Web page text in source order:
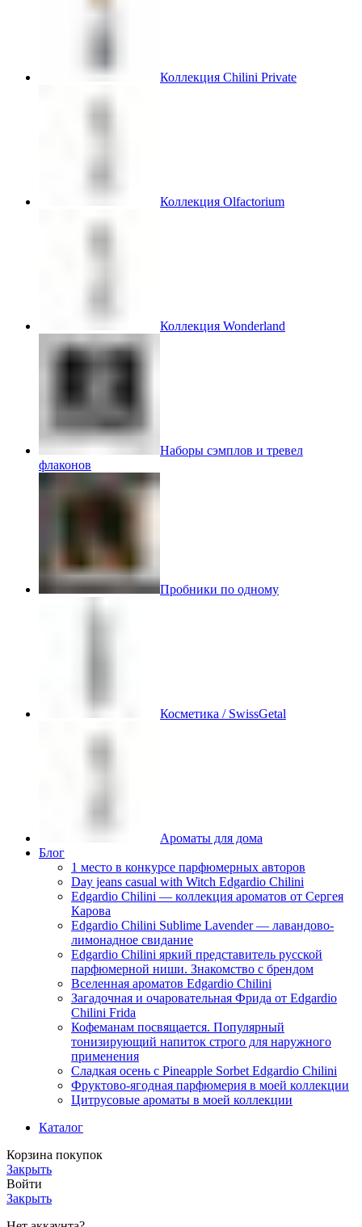
Коллекция Chilini Private
Коллекция Olfactorium
Коллекция Wonderland
Наборы сэмплов и тревел
флаконов
Пробники по одному
Косметика / SwissGetal
Ароматы для дома
Блог
1 место в конкурсе парфюмерных авторов
Day jeans casual with Witch Edgardio Chilini
Edgardio Chilini — коллекция ароматов от Сергея
Карова
Edgardio Chilini Sublime Lavender — лавандово-
лимонадное свидание
Edgardio Chilini яркий представитель русской
парфюмерной ниши. Знакомство с брендом
Вселенная ароматов Edgardio Chilini
Загадочная и очаровательная Фрида от Edgardio
Chilini Frida
Кофеманам посвящается. Популярный
тонизирующий напиток строго для наружного
применения
Сладкая осень с Pineapple Sorbet Edgardio Chilini
Фруктово-ягодная парфюмерия в моей коллекции
​Цитрусовые ароматы в моей коллекции
Каталог
Корзина покупок
Закрыть
Войти
Закрыть